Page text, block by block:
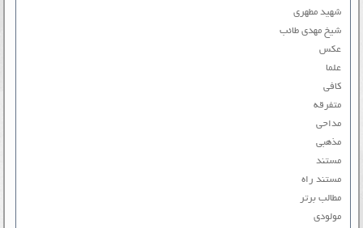
شهید مطهری
شیخ مهدی طائب
عکس
علما
کافی
متفرقه
مداحی
مذهبی
مستند
مستند راه
مطالب برتر
مولودی